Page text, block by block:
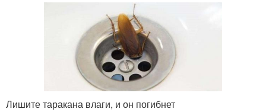
Лишите таракана влаги, и он погибнет